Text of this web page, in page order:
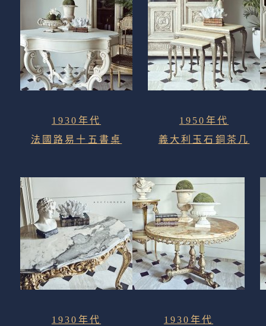
1930年代
法國路易十五書桌
1950年代
義大利玉石銅茶几
1930年代
1930年代